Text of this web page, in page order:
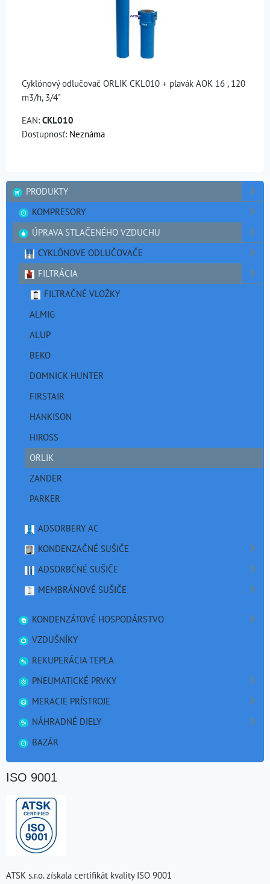
Cyklónový odlučovač ORLIK CKL010 + plavák AOK 16 , 120
m3/h, 3/4"
EAN: CKL010
Dostupnosť: Neznáma
PRODUKTY
KOMPRESORY
ÚPRAVA STLAČENÉHO VZDUCHU
CYKLÓNOVE ODLUČOVAČE
FILTRÁCIA
FILTRAČNÉ VLOŽKY
ALMIG
ALUP
BEKO
DOMNICK HUNTER
FIRSTAIR
HANKISON
HIROSS
ORLIK
ZANDER
PARKER
ADSORBERY AC
KONDENZAČNÉ SUŠIČE
ADSORBČNÉ SUŠIČE
MEMBRÁNOVÉ SUŠIČE
KONDENZÁTOVÉ HOSPODÁRSTVO
VZDUŠNÍKY
REKUPERÁCIA TEPLA
PNEUMATICKÉ PRVKY
MERACIE PRÍSTROJE
NÁHRADNÉ DIELY
BAZÁR
ISO 9001
ATSK s.r.o. získala certifikát kvality ISO 9001